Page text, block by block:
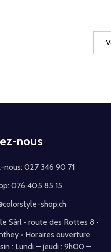
nous
027 346 90 71
076 405 85 15
shop.ch
des Rottes 8 •
• Horaires ouverture
: 9h00 –